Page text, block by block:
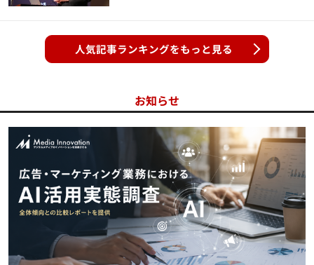
人気記事ランキングをもっと見る
お知らせ